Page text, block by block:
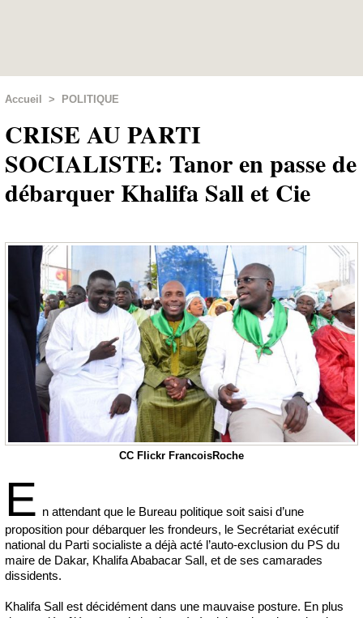
Accueil > POLITIQUE
CRISE AU PARTI
SOCIALISTE: Tanor en passe de
débarquer Khalifa Sall et Cie
CC Flickr FrancoisRoche
E n attendant que le Bureau politique soit saisi d’une
proposition pour débarquer les frondeurs, le Secrétariat exécutif
national du Parti socialiste a déjà acté l’auto-exclusion du PS du
maire de Dakar, Khalifa Ababacar Sall, et de ses camarades
dissidents.
Khalifa Sall est décidément dans une mauvaise posture. En plus